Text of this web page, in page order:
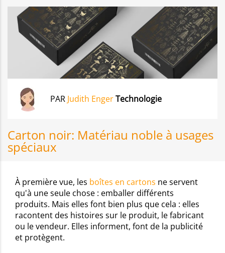
PAR Judith EngerTechnologie
Carton noir: Matériau noble à usages
spéciaux
À première vue, les boîtes en cartons ne servent
qu'à une seule chose : emballer différents
produits. Mais elles font bien plus que cela : elles
racontent des histoires sur le produit, le fabricant
ou le vendeur. Elles informent, font de la publicité
et protègent.